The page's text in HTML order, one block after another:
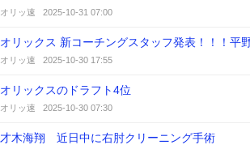
オリッ速 2025-10-31 07:00
オリックス 新コーチングスタッフ発表！！！平
オリッ速 2025-10-30 17:55
オリックスのドラフト4位
オリッ速 2025-10-30 07:30
才木海翔 近日中に右肘クリーニング手術